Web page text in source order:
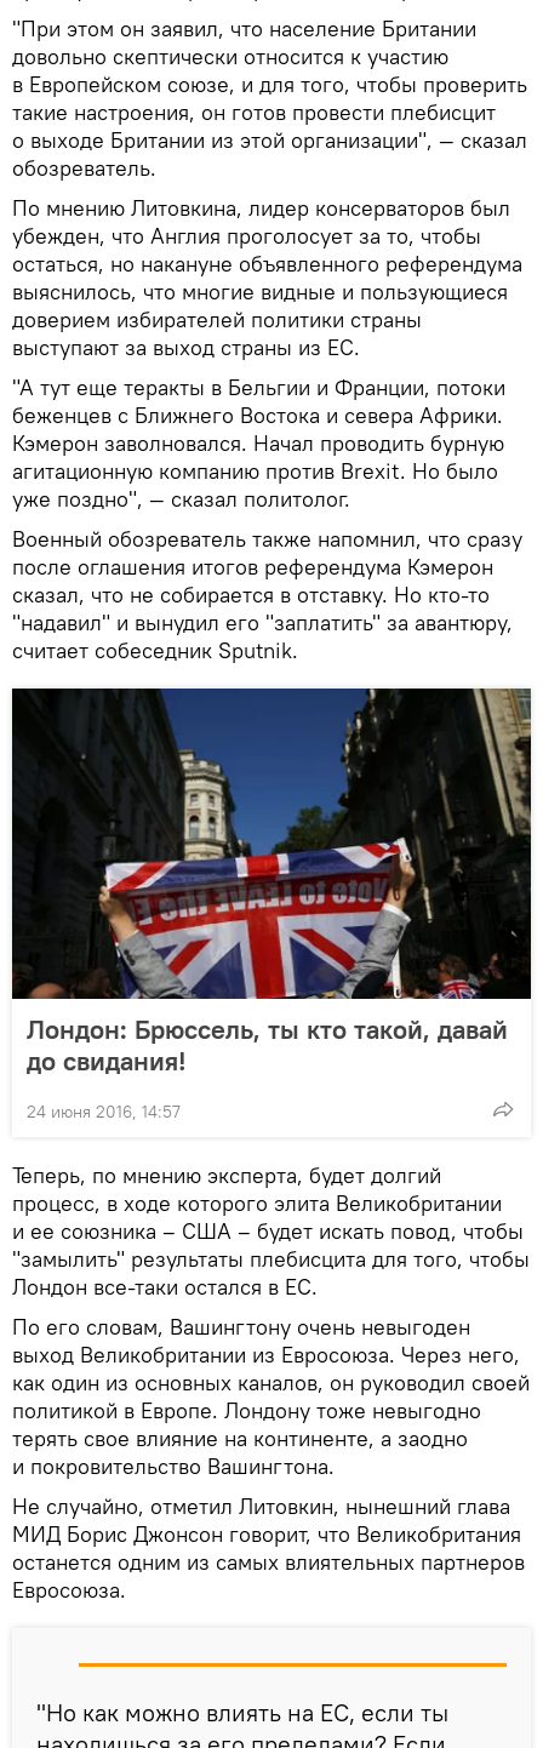
"При этом он заявил, что население Британии
довольно скептически относится к участию
в Европейском союзе, и для того, чтобы проверить
такие настроения, он готов провести плебисцит
о выходе Британии из этой организации", — сказал
обозреватель.
По мнению Литовкина, лидер консерваторов был
убежден, что Англия проголосует за то, чтобы
остаться, но накануне объявленного референдума
выяснилось, что многие видные и пользующиеся
доверием избирателей политики страны
выступают за выход страны из ЕС.
"А тут еще теракты в Бельгии и Франции, потоки
беженцев с Ближнего Востока и севера Африки.
Кэмерон заволновался. Начал проводить бурную
агитационную компанию против Brexit. Но было
уже поздно", — сказал политолог.
Военный обозреватель также напомнил, что сразу
после оглашения итогов референдума Кэмерон
сказал, что не собирается в отставку. Но кто-то
"надавил" и вынудил его "заплатить" за авантюру,
считает собеседник Sputnik.
Лондон: Брюссель, ты кто такой, давай
до свидания!
24 июня 2016, 14:57
Теперь, по мнению эксперта, будет долгий
процесс, в ходе которого элита Великобритании
и ее союзника – США – будет искать повод, чтобы
"замылить" результаты плебисцита для того, чтобы
Лондон все-таки остался в ЕС.
По его словам, Вашингтону очень невыгоден
выход Великобритании из Евросоюза. Через него,
как один из основных каналов, он руководил своей
политикой в Европе. Лондону тоже невыгодно
терять свое влияние на континенте, а заодно
и покровительство Вашингтона.
Не случайно, отметил Литовкин, нынешний глава
МИД Борис Джонсон говорит, что Великобритания
останется одним из самых влиятельных партнеров
Евросоюза.
"Но как можно влиять на ЕС, если ты